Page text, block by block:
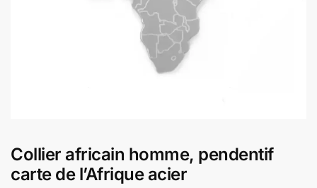
Collier africain homme, pendentif
carte de l’Afrique acier